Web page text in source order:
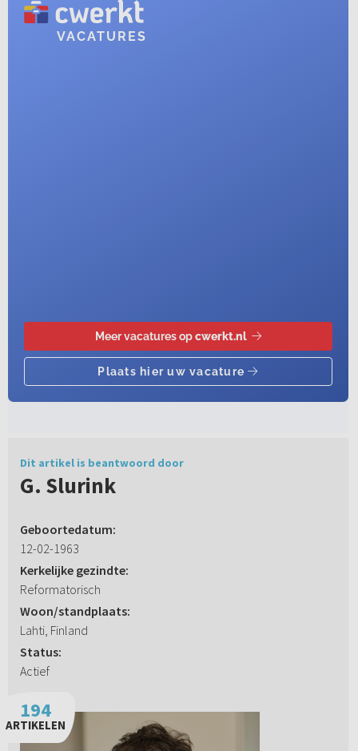
Dit artikel is beantwoord door
G. Slurink
Geboortedatum:
12-02-1963
Kerkelijke gezindte:
Reformatorisch
Woon/standplaats:
Lahti, Finland
Status:
Actief
194
ARTIKELEN